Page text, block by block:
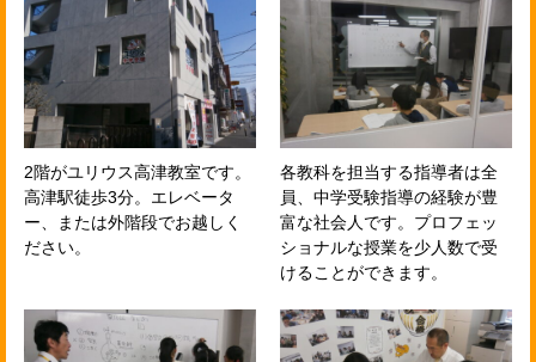
2階がユリウス高津教室です。
高津駅徒歩3分。エレベータ
ー、または外階段でお越しく
ださい。
各教科を担当する指導者は全
員、中学受験指導の経験が豊
富な社会人です。プロフェッ
ショナルな授業を少人数で受
けることができます。